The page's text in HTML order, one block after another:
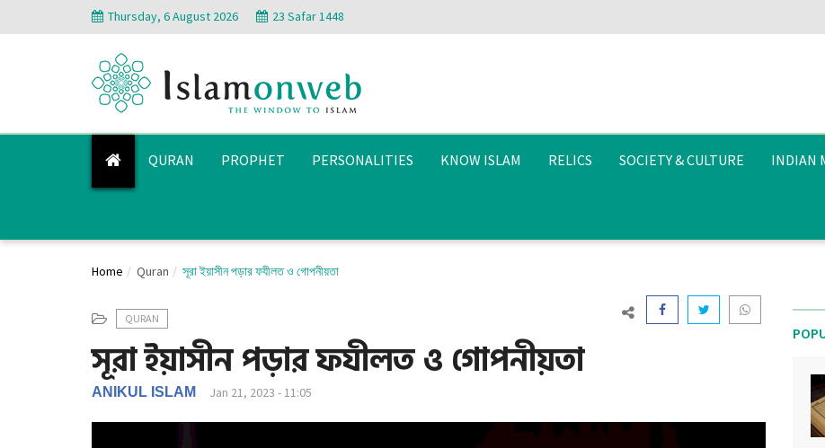
Thursday, 6 August 2026 23 Safar 1448
QURAN PROPHET PERSONALITIES KNOW ISLAM RELICS SOCIETY & CULTURE INDIAN
Home Quran সূরা ইয়াসীন পড়ার ফযীলত ও গোপনীয়তা
QURAN
সূরা ইয়াসীন পড়ার ফযীলত ও গোপনীয়তা
ANIKUL ISLAM Jan 21, 2023 - 11:05